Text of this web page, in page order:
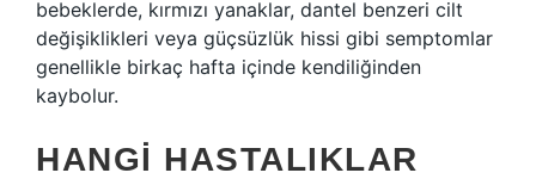
bebeklerde, kırmızı yanaklar, dantel benzeri cilt
değişiklikleri veya güçsüzlük hissi gibi semptomlar
genellikle birkaç hafta içinde kendiliğinden
kaybolur.
HANGI HASTALIKLAR